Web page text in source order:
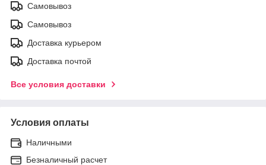
Самовывоз
Самовывоз
Доставка курьером
Доставка почтой
Все условия доставки
Условия оплаты
Наличными
Безналичный расчет